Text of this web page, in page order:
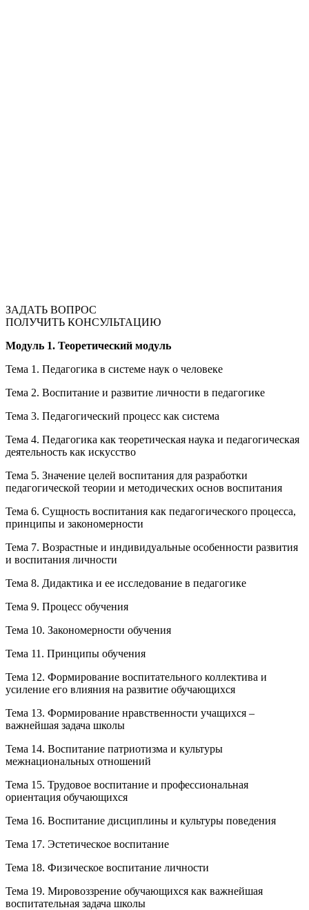
ЗАДАТЬ ВОПРОС
ПОЛУЧИТЬ КОНСУЛЬТАЦИЮ
Модуль 1. Теоретический модуль
Тема 1. Педагогика в системе наук о человеке
Тема 2. Воспитание и развитие личности в педагогике
Тема 3. Педагогический процесс как система
Тема 4. Педагогика как теоретическая наука и педагогическая
деятельность как искусство
Тема 5. Значение целей воспитания для разработки
педагогической теории и методических основ воспитания
Тема 6. Сущность воспитания как педагогического процесса,
принципы и закономерности
Тема 7. Возрастные и индивидуальные особенности развития
и воспитания личности
Тема 8. Дидактика и ее исследование в педагогике
Тема 9. Процесс обучения
Тема 10. Закономерности обучения
Тема 11. Принципы обучения
Тема 12. Формирование воспитательного коллектива и
усиление его влияния на развитие обучающихся
Тема 13. Формирование нравственности учащихся –
важнейшая задача школы
Тема 14. Воспитание патриотизма и культуры
межнациональных отношений
Тема 15. Трудовое воспитание и профессиональная
ориентация обучающихся
Тема 16. Воспитание дисциплины и культуры поведения
Тема 17. Эстетическое воспитание
Тема 18. Физическое воспитание личности
Тема 19. Мировоззрение обучающихся как важнейшая
воспитательная задача школы